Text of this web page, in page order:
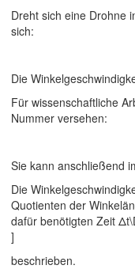
Dreht sich eine Drohne
sich:
Die
Für wissenschaftliche
Nummer versehen:
Sie kann anschließend
Die
Quotienten der
dafür benötigten Zeit
]
beschrieben.